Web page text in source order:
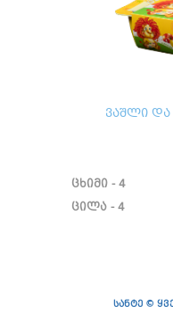
ვაშლი და
ცხიმი - 4
ცილა - 4
სანტე ©